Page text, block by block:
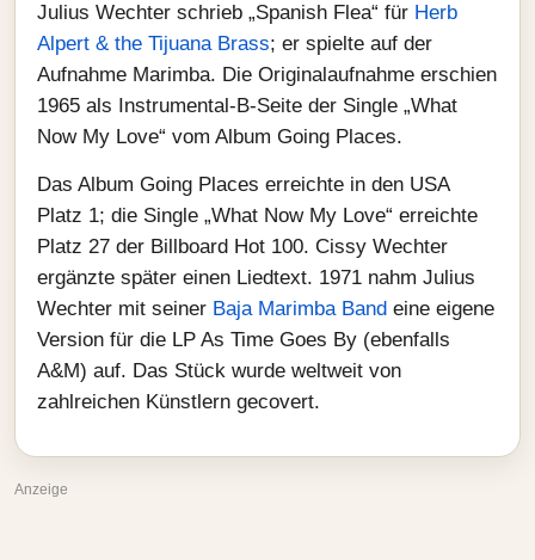
Julius Wechter schrieb „Spanish Flea“ für Herb
Alpert & the Tijuana Brass; er spielte auf der
Aufnahme Marimba. Die Originalaufnahme erschien
1965 als Instrumental-B-Seite der Single „What
Now My Love“ vom Album Going Places.
Das Album Going Places erreichte in den USA
Platz 1; die Single „What Now My Love“ erreichte
Platz 27 der Billboard Hot 100. Cissy Wechter
ergänzte später einen Liedtext. 1971 nahm Julius
Wechter mit seiner Baja Marimba Band eine eigene
Version für die LP As Time Goes By (ebenfalls
A&M) auf. Das Stück wurde weltweit von
zahlreichen Künstlern gecovert.
Anzeige